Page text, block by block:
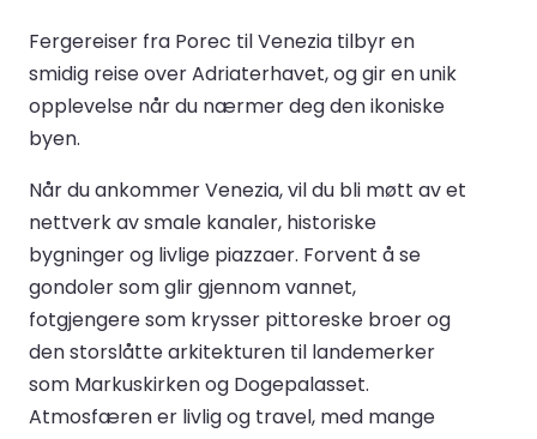
Fergereiser fra Porec til Venezia tilbyr en
smidig reise over Adriaterhavet, og gir en unik
opplevelse når du nærmer deg den ikoniske
byen.
Når du ankommer Venezia, vil du bli møtt av et
nettverk av smale kanaler, historiske
bygninger og livlige piazzaer. Forvent å se
gondoler som glir gjennom vannet,
fotgjengere som krysser pittoreske broer og
den storslåtte arkitekturen til landemerker
som Markuskirken og Dogepalasset.
Atmosfæren er livlig og travel, med mange